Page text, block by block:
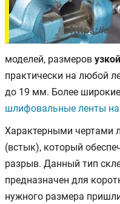
моделей, размеров
практически на любой
до 19 мм. Более
шлифовальные ленты на
Характерными чертами
(встык), который
разрыв. Данный тип
предназначен для
нужного размера